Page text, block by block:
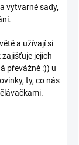
vytvarné sady,
a užívají si
jejich
převážně :)) u
ty, co nás